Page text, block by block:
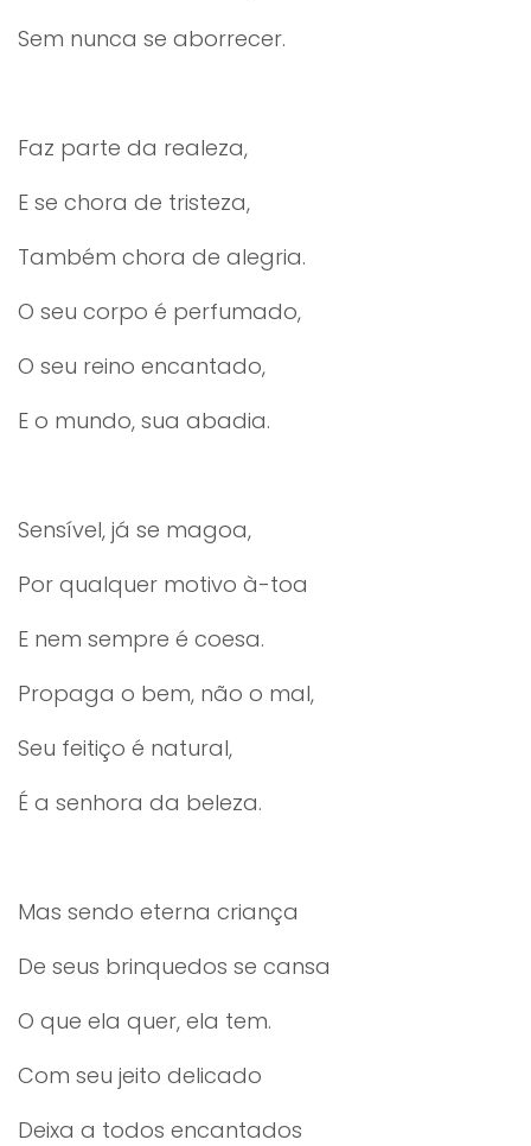
Sem nunca se aborrecer.
Faz parte da realeza,
E se chora de tristeza,
Também chora de alegria.
O seu corpo é perfumado,
O seu reino encantado,
E o mundo, sua abadia.
Sensível, já se magoa,
Por qualquer motivo à-toa
E nem sempre é coesa.
Propaga o bem, não o mal,
Seu feitiço é natural,
É a senhora da beleza.
Mas sendo eterna criança
De seus brinquedos se cansa
O que ela quer, ela tem.
Com seu jeito delicado
Deixa a todos encantados